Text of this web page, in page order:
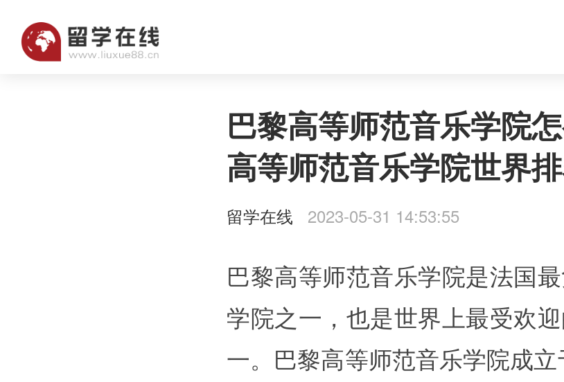
巴黎高等师范音乐学院
高等师范音乐学院世界
留学在线 2023-05-31 14:53:55
巴黎高等师范音乐学院是法国
学院之一，也是世界上最受欢
一。巴黎高等师范音乐学院成